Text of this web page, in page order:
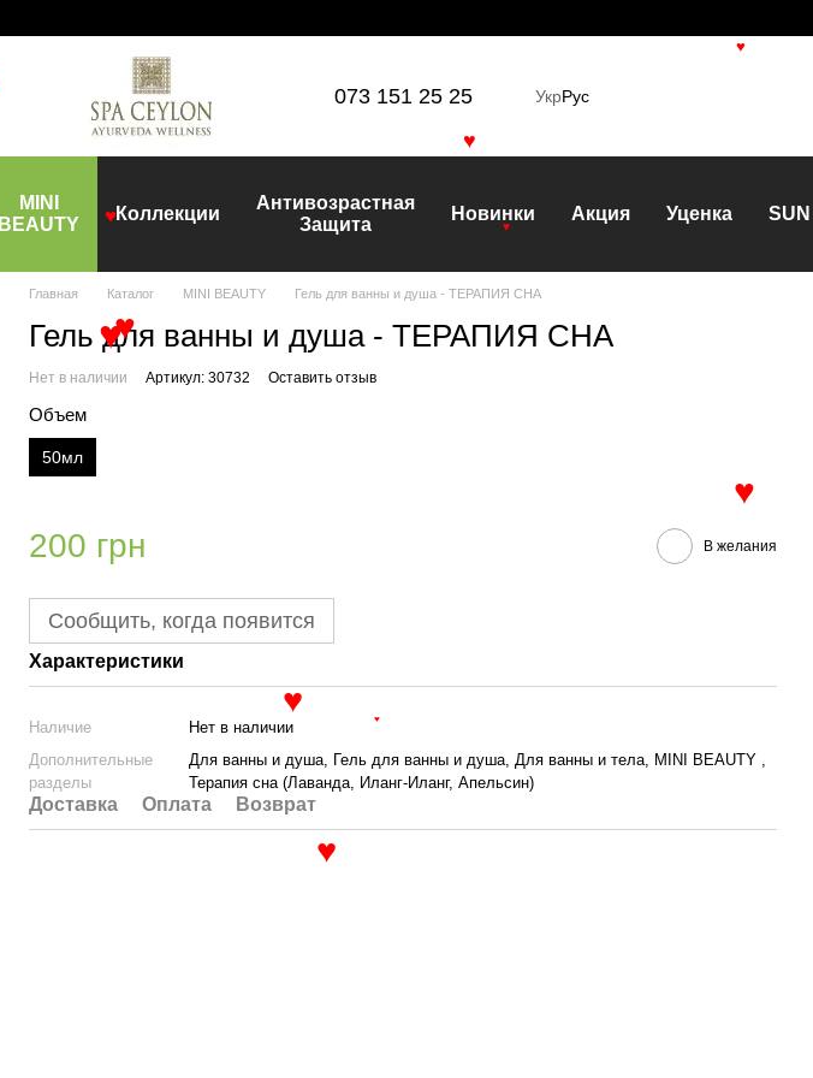
073 151 25 25 УкрРус
MINI
BEAUTY
Коллекции
Антивозрастная
Защита
Новинки Акция Уценка SUN
Главная Каталог MINI BEAUTY Гель для ванны и душа - ТЕРАПИЯ СНА
Гель для ванны и душа - ТЕРАПИЯ СНА
Нет в наличии Артикул: 30732 Оставить отзыв
Объем
50мл
200 грн В желания
Сообщить, когда появится
Характеристики
Наличие
Нет в наличии
Дополнительные
разделы
Для ванны и душа, Гель для ванны и душа, Для ванны и тела, MINI BEAUTY ,
Терапия сна (Лаванда, Иланг-Иланг, Апельсин)
Доставка Оплата Возврат
♥
♥
♥
♥